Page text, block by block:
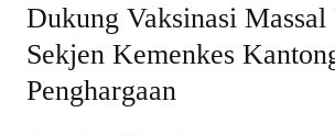
Dukung Vaksinasi Massal
Sekjen Kemenkes
Penghargaan